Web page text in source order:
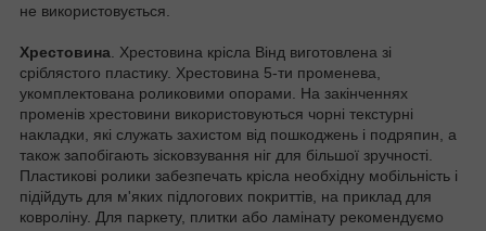
не використовується.
Хрестовина . Хрестовина крісла Вінд виготовлена зі
сріблястого пластику. Хрестовина 5-ти променева,
укомплектована роликовими опорами. На закінченнях
променів хрестовини використовуються чорні текстурні
накладки, які служать захистом від пошкоджень і подряпин, а
також запобігають зісковзування ніг для більшої зручності.
Пластикові ролики забезпечать крісла необхідну мобільність і
підійдуть для м'яких підлогових покриттів, на приклад для
ковроліну. Для паркету, плитки або ламінату рекомендуємо